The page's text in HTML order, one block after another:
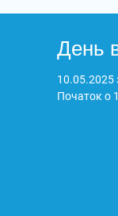
День
10.05.2025
Початок о